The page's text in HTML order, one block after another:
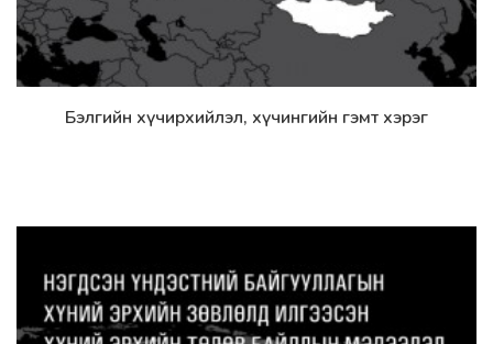
Дэлгэрэнгүй
Бэлгийн хүчирхийлэл, хүчингийн гэмт хэрэг